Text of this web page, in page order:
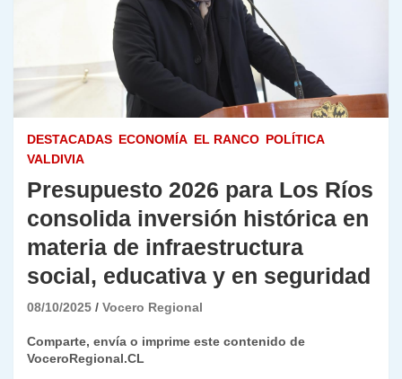
DESTACADAS ECONOMÍA EL RANCO POLÍTICA
VALDIVIA
Presupuesto 2026 para Los Ríos
consolida inversión histórica en
materia de infraestructura
social, educativa y en seguridad
08/10/2025 Vocero Regional
Comparte, envía o imprime este contenido de
VoceroRegional.CL